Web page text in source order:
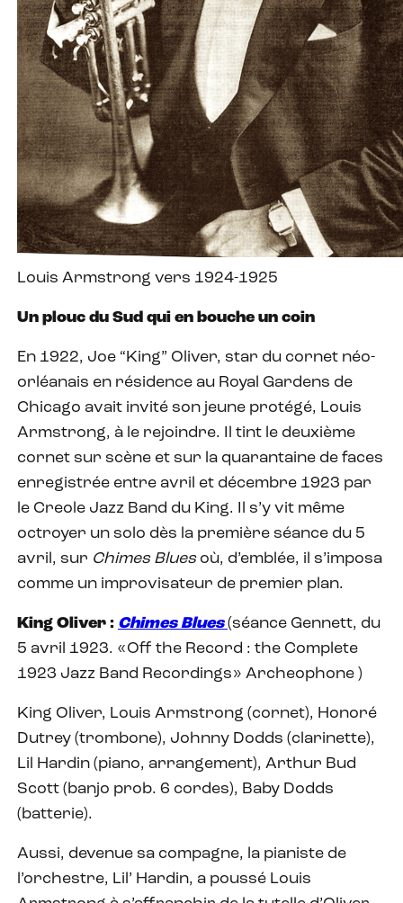
Louis Armstrong vers 1924-1925
Un plouc du Sud qui en bouche un coin
En 1922, Joe “King” Oliver, star du cornet néo-
orléanais en résidence au Royal Gardens de
Chicago avait invité son jeune protégé, Louis
Armstrong, à le rejoindre. Il tint le deuxième
cornet sur scène et sur la quarantaine de faces
enregistrée entre avril et décembre 1923 par
le Creole Jazz Band du King. Il s’y vit même
octroyer un solo dès la première séance du 5
avril, sur Chimes Bluesoù, d’emblée, il s’imposa
comme un improvisateur de premier plan.
King Oliver : Chimes Blues(séance Gennett, du
5 avril 1923. «Off the Record : the Complete
1923 Jazz Band Recordings» Archeophone )
King Oliver, Louis Armstrong (cornet), Honoré
Dutrey (trombone), Johnny Dodds (clarinette),
Lil Hardin (piano, arrangement), Arthur Bud
Scott (banjo prob. 6 cordes), Baby Dodds
(batterie).
Aussi, devenue sa compagne, la pianiste de
l’orchestre, Lil’ Hardin, a poussé Louis